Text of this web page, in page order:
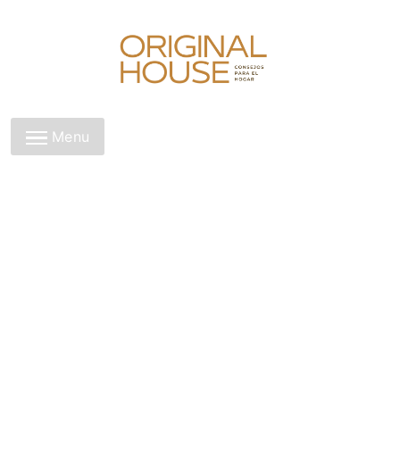
Original House
Menu